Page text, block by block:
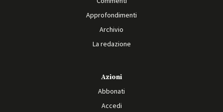
Approfondimenti
Archivio
La redazione
Azioni
Abbonati
Accedi